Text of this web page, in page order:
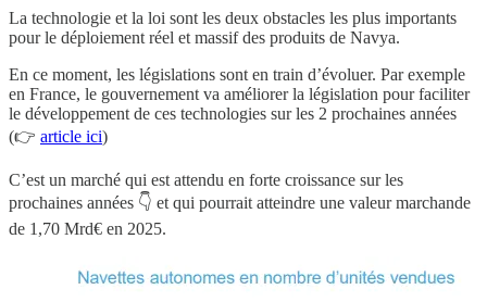
La technologie et la loi sont les deux obstacles les plus importants
pour le déploiement réel et massif des produits de Navya.
En ce moment, les législations sont en train d’évoluer. Par exemple
en France, le gouvernement va améliorer la législation pour faciliter
le développement de ces technologies sur les 2 prochaines années
(👉 article ici)
C’est un marché qui est attendu en forte croissance sur les
prochaines années 👇 et qui pourrait atteindre une valeur marchande
de 1,70 Mrd€ en 2025.